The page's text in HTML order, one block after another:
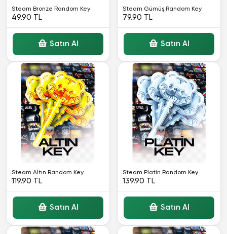
Steam Bronze Random Key
49.90 TL
Satın Al
Steam Gümüş Random Key
79.90 TL
Satın Al
Steam Altın Random Key
119.90 TL
Satın Al
Steam Platin Random Key
139.90 TL
Satın Al